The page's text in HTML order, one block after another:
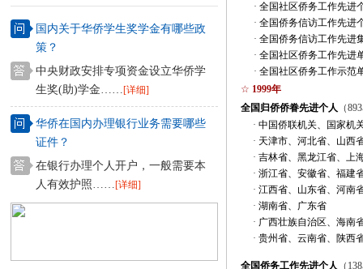
国内关于华侨学生奖学金有哪些政
策？
中央财政安排专项资金设立华侨学
生奖(助)学金……[详细]
华侨在国内办理银行业务需要哪些
证件？
在银行办理个人开户，一般需要本
人有效护照……[详细]
·全国社区侨务工作先进
·全国侨务信访工作先进
·全国侨务信访工作先进
·全国社区侨务工作先进
·全国社区侨务工作示范
☆ 1999年
全国归侨侨眷先进个人 （
·中国侨联机关、国家机
· 天津市、河北省、山西
·吉林省、黑龙江省、上
·浙江省、安徽省、福建
·江西省、山东省、河南
·湖南省、广东省
· 广西壮族自治区、海南
·贵州省、云南省、陕西
全国侨务工作先进个人 （